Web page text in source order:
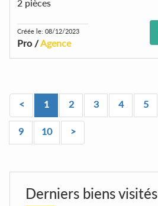
2 pièces
Créée le: 08/12/2023
Pro /Agence
< 1 2 3 4 5
9 10 >
Derniers biens visités